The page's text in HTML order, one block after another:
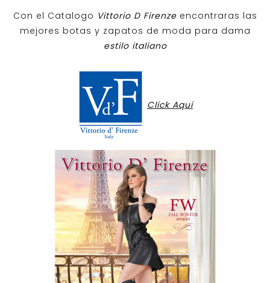
Con el Catalogo Vittorio D Firenzeencontraras las
mejores botas y zapatos de moda para dama
estilo italiano
Click Aqui